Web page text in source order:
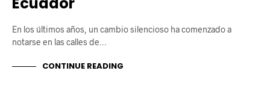
En los últimos años, un cambio silencioso ha comenzado a
notarse en las calles de…
CONTINUE READING